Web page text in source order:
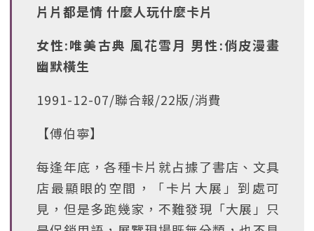
片片都是情 什麼人玩什麼卡片
女性:唯美古典 風花雪月 男性:俏皮漫畫
幽默橫生
1991-12-07/聯合報/22版/消費
【傅伯寧】
每逢年底，各種卡片就占據了書店、文具
店最顯眼的空間，「卡片大展」到處可
見，但是多跑幾家，不難發現「大展」只